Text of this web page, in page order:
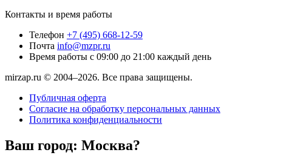
Контакты и время работы
Телефон +7 (495) 668-12-59
Почта info@mzpr.ru
Время работы с 09:00 до 21:00 каждый день
mirzap.ru © 2004–2026. Все права защищены.
Публичная оферта
Согласие на обработку персональных данных
Политика конфиденциальности
Ваш город: Москва?